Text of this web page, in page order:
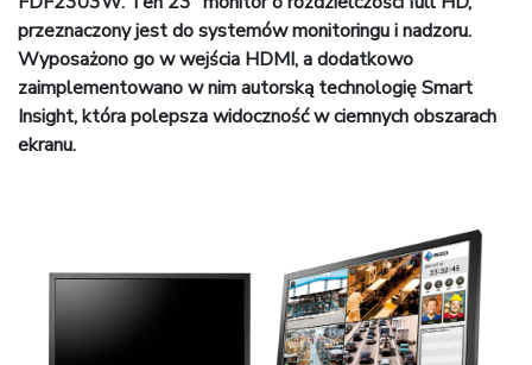
przeznaczony jest do systemów monitoringu i nadzoru.
Wyposażono go w wejścia HDMI, a dodatkowo
zaimplementowano w nim autorską technologię Smart
Insight, która polepsza widoczność w ciemnych obszarach
ekranu.